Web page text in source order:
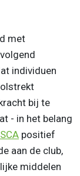
met
individuen
bij te
- in het belang
positief
aan de club,
middelen